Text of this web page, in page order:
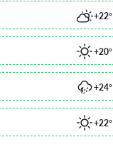
+22°
+20°
+24°
+22°